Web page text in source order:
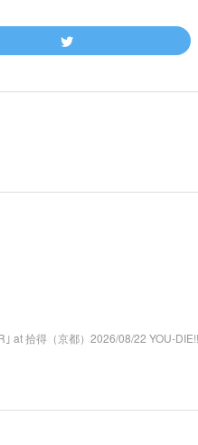
at 拾得（京都）2026/08/22 YOU-